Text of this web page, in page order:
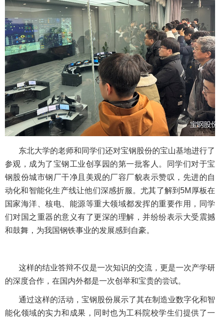
东北大学的老师和同学们还对宝钢股份的宝山基地进行了
参观，成为了宝钢工业创享园的第一批客人。同学们对于宝
钢股份城市钢厂干净且美观的厂容厂貌表示赞叹，先进的自
动化和智能化生产线让他们深感折服。尤其了解到5M厚板在
国家海洋、核电、能源等重大领域都发挥的重要作用，同学
们对国之重器的意义有了更深的理解，并纷纷表示大受震撼
和鼓舞，为我国钢铁事业的发展感到自豪。
这样的结业答辩不仅是一次知识的交流，更是一次产学研
的深度合作，在国内外都是一次创举和宝贵的尝试。
通过这样的活动，宝钢股份展示了其在制造业数字化和智
能化领域的实力和成果，同时也为工科院校学生们提供了一